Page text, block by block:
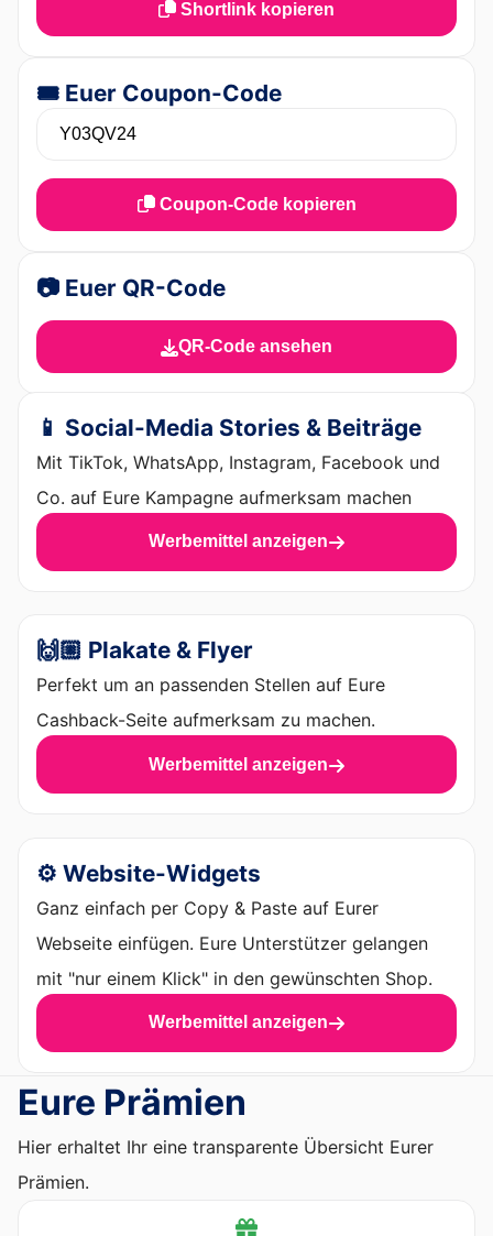
Shortlink kopieren
🎟️ Euer Coupon-Code
Coupon-Code kopieren
📷 Euer QR-Code
QR-Code ansehen
📱 Social-Media Stories & Beiträge
Mit TikTok, WhatsApp, Instagram, Facebook und
Co. auf Eure Kampagne aufmerksam machen
Werbemittel anzeigen
🙌🏼 Plakate & Flyer
Perfekt um an passenden Stellen auf Eure
Cashback-Seite aufmerksam zu machen.
Werbemittel anzeigen
⚙️ Website-Widgets
Ganz einfach per Copy & Paste auf Eurer
Webseite einfügen. Eure Unterstützer gelangen
mit "nur einem Klick" in den gewünschten Shop.
Werbemittel anzeigen
Eure Prämien
Hier erhaltet Ihr eine transparente Übersicht Eurer
Prämien.